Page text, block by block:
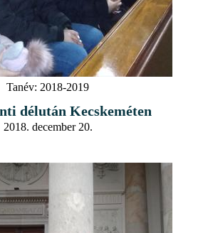
Tanév: 2018-2019
délután Kecskeméten
2018. december 20.